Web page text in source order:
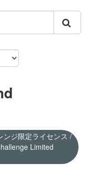
ンジ限定ライセンス /
Limited